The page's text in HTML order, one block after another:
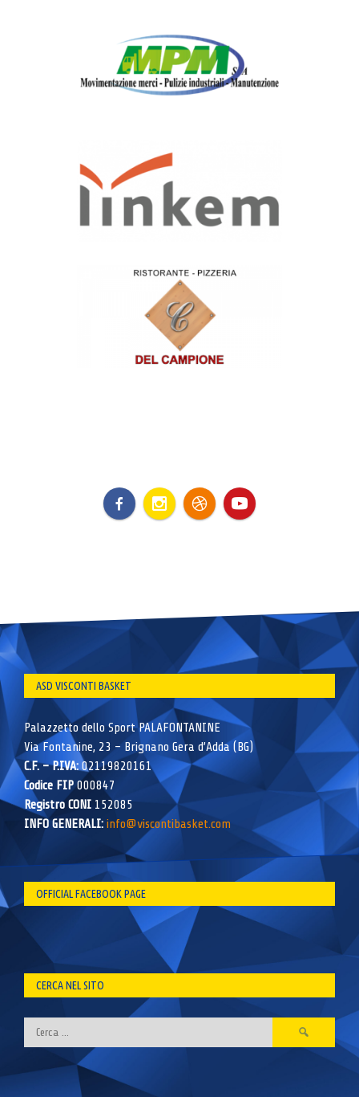
ASD VISCONTI BASKET
Palazzetto dello Sport PALAFONTANINE
Via Fontanine, 23 – Brignano Gera d’Adda (BG)
C.F. – P.IVA:02119820161
Codice FIP000847
Registro CONI 152085
INFO GENERALI: info@viscontibasket.com
OFFICIAL FACEBOOK PAGE
CERCA NEL SITO
Ricerca
per: